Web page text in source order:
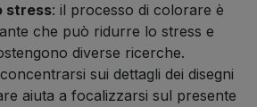
stress: il processo di colorare è
che può ridurre lo stress e
diverse ricerche.
sui dettagli dei disegni
aiuta a focalizzarsi sul presente